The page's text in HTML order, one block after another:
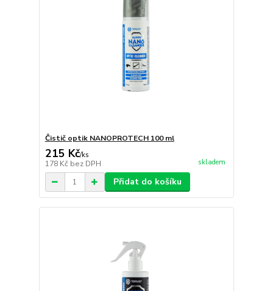
Čistič optik NANOPROTECH 100 ml
215 Kč/ks
178 Kč bez DPH skladem
Přidat do košíku